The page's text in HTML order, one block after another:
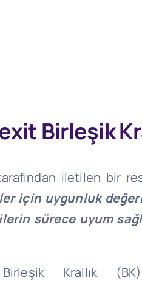
Birleşik
iletilen bir
için uygunluk
sürece uyum
Krallık